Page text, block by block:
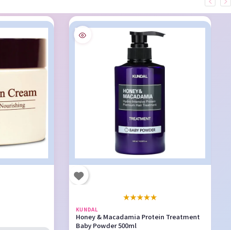
★★★★★
KUNDAL
Honey & Macadamia Protein Treatment
Baby Powder 500ml